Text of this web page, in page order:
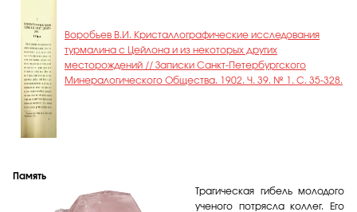
Воробьев В.И. Кристаллографические исследования
турмалина с Цейлона и из некоторых других
месторождений // Записки Санкт-Петербургского
Минералогического Общества. 1902. Ч. 39. № 1. С. 35-328.
Память
Трагическая гибель молодого
ученого потрясла коллег. Его